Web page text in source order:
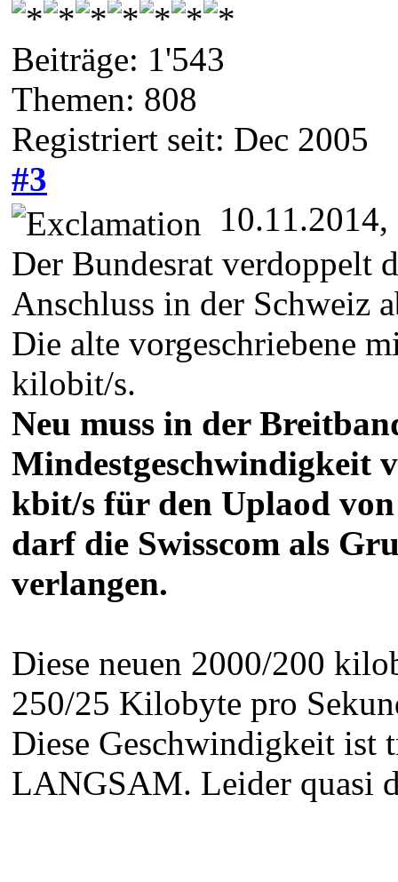
Beiträge: 1'543
Themen: 808
Registriert seit: Dec 2005
#3
Der Bundesrat verdoppelt
Anschluss in der Schweiz
Die alte vorgeschriebene
kilobit/s.
Neu muss in der
Mindestgeschwindigkeit
kbit/s für den Uplaod
darf die Swisscom als
verlangen.
Diese neuen 2000/200
250/25 Kilobyte pro
Diese Geschwindigkeit ist
LANGSAM. Leider quasi